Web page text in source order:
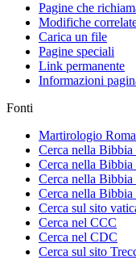
Pagine che
Modifiche
Carica un file
Pagine speciali
Link permanente
Informazioni
Fonti
Martirologio
Cerca nella
Cerca nella
Cerca nella Bibbia
Cerca nella
Cerca sul sito
Cerca nel CCC
Cerca nel CDC
Cerca sul sito